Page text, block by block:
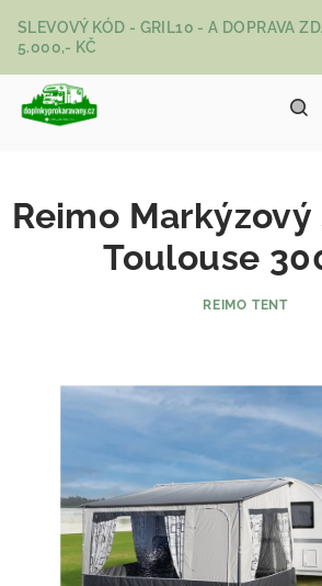
SLEVOVÝ KÓD - GRIL10 - A DOPRAVA
5.000,- KČ
Reimo
Toulouse
REIMO TENT